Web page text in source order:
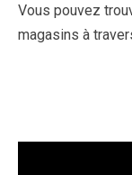
Vous pouvez
magasins à